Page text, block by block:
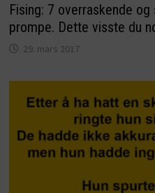
Fising: 7 overraskende
prompe. Dette visste du
29. mars 2017